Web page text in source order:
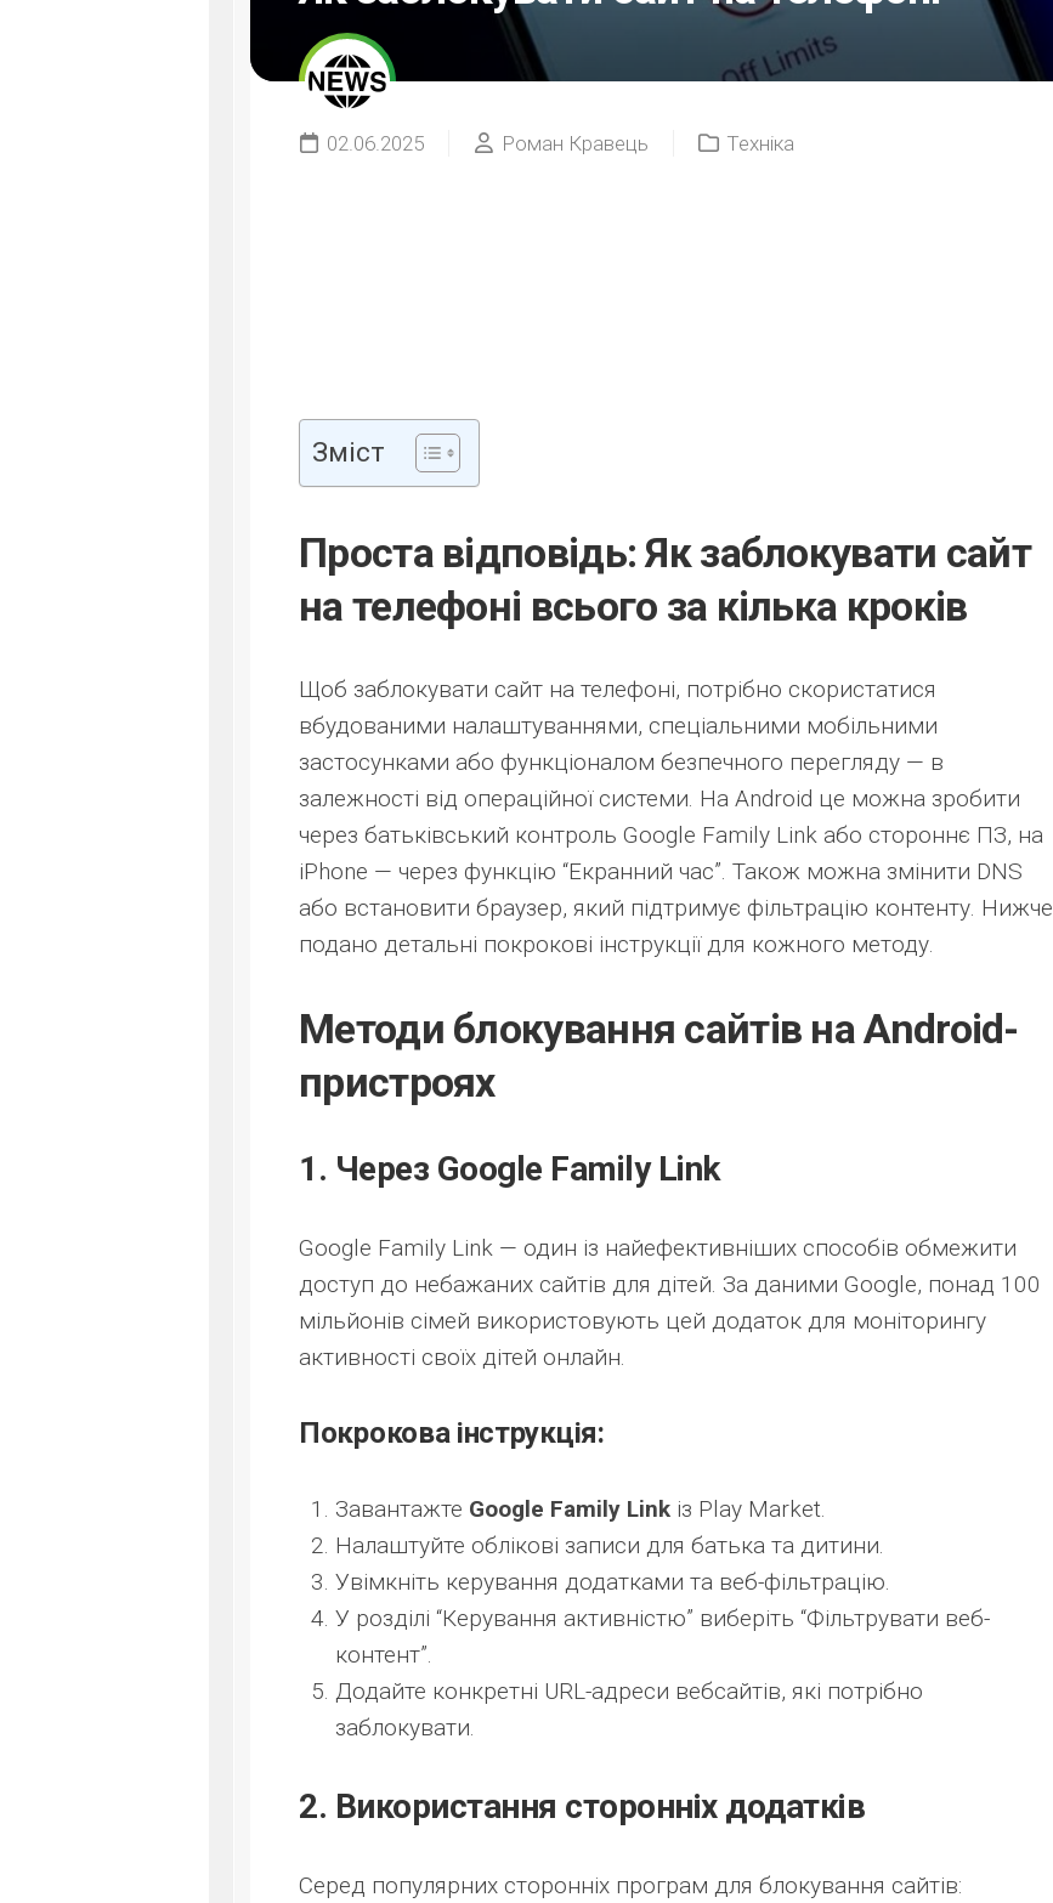
02.06.2025 Роман Кравець Техніка
Зміст
Проста відповідь: Як заблокувати сайт
на телефоні всього за кілька кроків
Щоб заблокувати сайт на телефоні, потрібно скористатися
вбудованими налаштуваннями, спеціальними мобільними
застосунками або функціоналом безпечного перегляду — в
залежності від операційної системи. На Android це можна зробити
через батьківський контроль Google Family Link або стороннє ПЗ, на
iPhone — через функцію “Екранний час”. Також можна змінити DNS
або встановити браузер, який підтримує фільтрацію контенту. Нижче
подано детальні покрокові інструкції для кожного методу.
Методи блокування сайтів на Android-
пристроях
1. Через Google Family Link
Google Family Link — один із найефективніших способів обмежити
доступ до небажаних сайтів для дітей. За даними Google, понад 100
мільйонів сімей використовують цей додаток для моніторингу
активності своїх дітей онлайн.
Покрокова інструкція:
Завантажте Google Family Link із Play Market.
Налаштуйте облікові записи для батька та дитини.
Увімкніть керування додатками та веб-фільтрацію.
У розділі “Керування активністю” виберіть “Фільтрувати веб-
контент”.
Додайте конкретні URL-адреси вебсайтів, які потрібно
заблокувати.
2. Використання сторонніх додатків
Серед популярних сторонніх програм для блокування сайтів: